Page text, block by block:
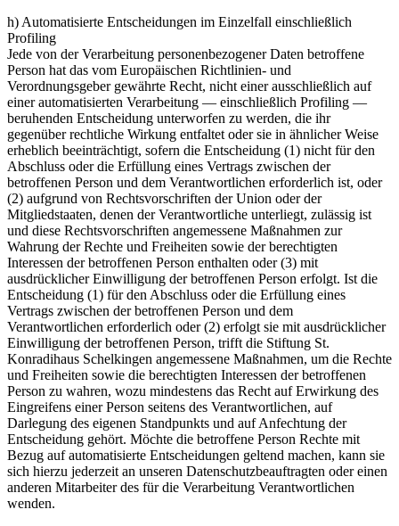
h) Automatisierte Entscheidungen im Einzelfall einschließlich
Profiling
Jede von der Verarbeitung personenbezogener Daten betroffene
Person hat das vom Europäischen Richtlinien- und
Verordnungsgeber gewährte Recht, nicht einer ausschließlich auf
einer automatisierten Verarbeitung — einschließlich Profiling —
beruhenden Entscheidung unterworfen zu werden, die ihr
gegenüber rechtliche Wirkung entfaltet oder sie in ähnlicher Weise
erheblich beeinträchtigt, sofern die Entscheidung (1) nicht für den
Abschluss oder die Erfüllung eines Vertrags zwischen der
betroffenen Person und dem Verantwortlichen erforderlich ist, oder
(2) aufgrund von Rechtsvorschriften der Union oder der
Mitgliedstaaten, denen der Verantwortliche unterliegt, zulässig ist
und diese Rechtsvorschriften angemessene Maßnahmen zur
Wahrung der Rechte und Freiheiten sowie der berechtigten
Interessen der betroffenen Person enthalten oder (3) mit
ausdrücklicher Einwilligung der betroffenen Person erfolgt. Ist die
Entscheidung (1) für den Abschluss oder die Erfüllung eines
Vertrags zwischen der betroffenen Person und dem
Verantwortlichen erforderlich oder (2) erfolgt sie mit ausdrücklicher
Einwilligung der betroffenen Person, trifft die Stiftung St.
Konradihaus Schelkingen angemessene Maßnahmen, um die Rechte
und Freiheiten sowie die berechtigten Interessen der betroffenen
Person zu wahren, wozu mindestens das Recht auf Erwirkung des
Eingreifens einer Person seitens des Verantwortlichen, auf
Darlegung des eigenen Standpunkts und auf Anfechtung der
Entscheidung gehört. Möchte die betroffene Person Rechte mit
Bezug auf automatisierte Entscheidungen geltend machen, kann sie
sich hierzu jederzeit an unseren Datenschutzbeauftragten oder einen
anderen Mitarbeiter des für die Verarbeitung Verantwortlichen
wenden.